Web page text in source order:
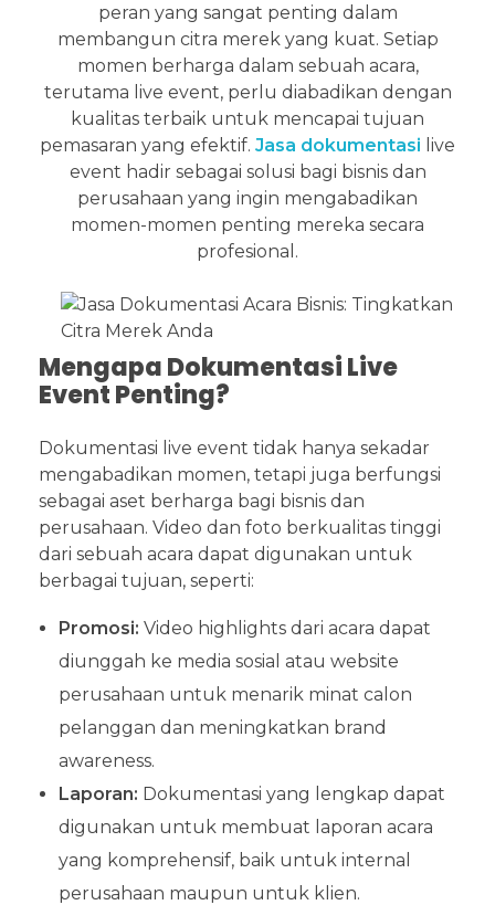
peran yang sangat penting dalam
membangun citra merek yang kuat. Setiap
momen berharga dalam sebuah acara,
terutama live event, perlu diabadikan dengan
kualitas terbaik untuk mencapai tujuan
pemasaran yang efektif. Jasa dokumentasi live
event hadir sebagai solusi bagi bisnis dan
perusahaan yang ingin mengabadikan
momen-momen penting mereka secara
profesional.
Mengapa Dokumentasi Live
Event Penting?
Dokumentasi live event tidak hanya sekadar
mengabadikan momen, tetapi juga berfungsi
sebagai aset berharga bagi bisnis dan
perusahaan. Video dan foto berkualitas tinggi
dari sebuah acara dapat digunakan untuk
berbagai tujuan, seperti:
Promosi: Video highlights dari acara dapat
diunggah ke media sosial atau website
perusahaan untuk menarik minat calon
pelanggan dan meningkatkan brand
awareness.
Laporan: Dokumentasi yang lengkap dapat
digunakan untuk membuat laporan acara
yang komprehensif, baik untuk internal
perusahaan maupun untuk klien.